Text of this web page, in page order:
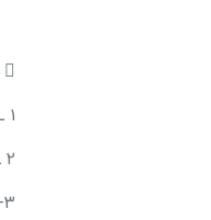

۱ ـ كتاب مجموعه آزمون
۲ ـ كتاب سوالات طبقه
۳-كتاب سوالات طبقه بندي شده حقوق اساسي / وارسته / مجد